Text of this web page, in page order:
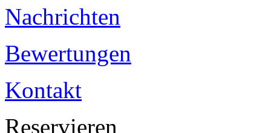
Nachrichten
Bewertungen
Kontakt
Reservieren